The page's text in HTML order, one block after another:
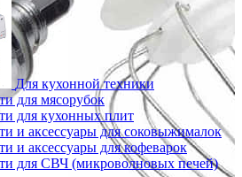
Для кухонной техники
для мясорубок
для кухонных плит
и аксессуары для соковыжималок
и аксессуары для кофеварок
для СВЧ (микроволновых печей)